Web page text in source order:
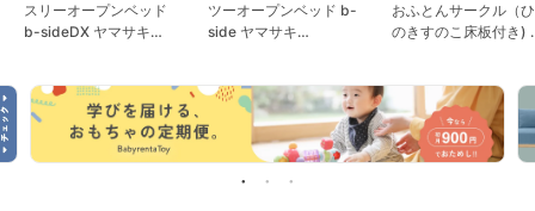
スリーオープンベッド
b-sideDX ヤマサキ
ツーオープンベッド b-
side ヤマサキ
おふとんサークル（ひ
のきすのこ床板付き)